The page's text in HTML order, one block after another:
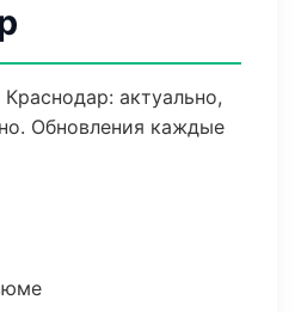
актуально,
Обновления каждые